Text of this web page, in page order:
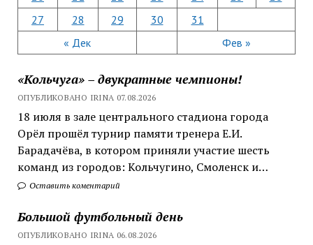
« Дек Фев »
27
28 29 30 31
«Кольчуга» – двукратные чемпионы!
ОПУБЛИКОВАНО IRINA 07.08.2026
18 июля в зале центрального стадиона города
Орёл прошёл турнир памяти тренера Е.И.
Барадачёва, в котором приняли участие шесть
команд из городов: Кольчугино, Смоленск и…
Оставить коментарий
Большой футбольный день
ОПУБЛИКОВАНО IRINA 06.08.2026